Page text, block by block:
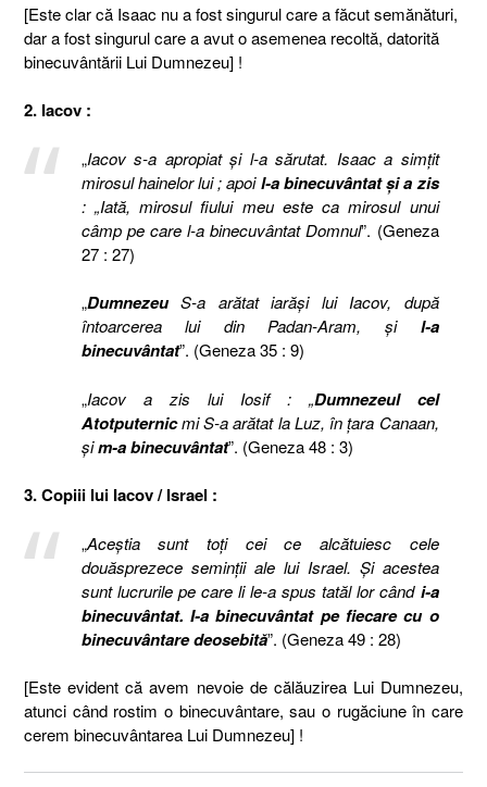
[Este clar că Isaac nu a fost singurul care a făcut semănături,
dar a fost singurul care a avut o asemenea recoltă, datorită
binecuvântării Lui Dumnezeu] !
2. Iacov :
„Iacov s-a apropiat şi l-a sărutat. Isaac a simţit
mirosul hainelor lui ; apoil-a binecuvântat şi a zis
: „Iată, mirosul fiului meu este ca mirosul unui
câmp pe care l-a binecuvântat Domnul”. (Geneza
27 : 27)
„DumnezeuS-a arătat iarăşi lui Iacov, după
întoarcerea lui din Padan-Aram, şi l-a
binecuvântat”. (Geneza 35 : 9)
„Iacov a zis lui Iosif : „Dumnezeul cel
Atotputernicmi S-a arătat la Luz, în ţara Canaan,
şim-a binecuvântat”. (Geneza 48 : 3)
3. Copiii lui Iacov / Israel :
„Aceştia sunt toţi cei ce alcătuiesc cele
douăsprezece seminţii ale lui Israel. Şi acestea
sunt lucrurile pe care li le-a spus tatăl lor când i-a
binecuvântat. I-a binecuvântat pe fiecare cu o
binecuvântare deosebită”. (Geneza 49 : 28)
[Este evident că avem nevoie de călăuzirea Lui Dumnezeu,
atunci când rostim o binecuvântare, sau o rugăciune în care
cerem binecuvântarea Lui Dumnezeu] !